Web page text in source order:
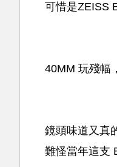
可惜是ZEISS
40MM 玩殘幅
鏡頭味道又真
難怪當年這支